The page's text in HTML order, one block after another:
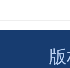
版权